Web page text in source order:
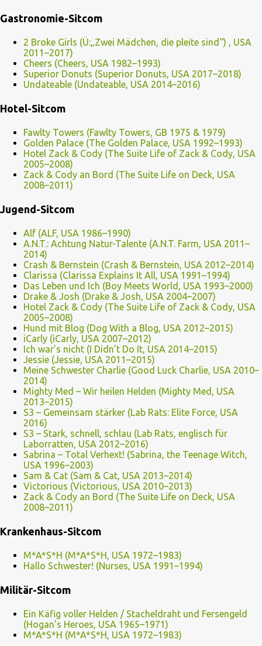
Gastronomie-Sitcom
2 Broke Girls (Ü:„Zwei Mädchen, die pleite sind“) , USA
2011–2017)
Cheers (Cheers, USA 1982–1993)
Superior Donuts (Superior Donuts, USA 2017–2018)
Undateable (Undateable, USA 2014–2016)
Hotel-Sitcom
Fawlty Towers (Fawlty Towers, GB 1975 & 1979)
Golden Palace (The Golden Palace, USA 1992–1993)
Hotel Zack & Cody (The Suite Life of Zack & Cody, USA
2005–2008)
Zack & Cody an Bord (The Suite Life on Deck, USA
2008–2011)
Jugend-Sitcom
Alf (ALF, USA 1986–1990)
A.N.T.: Achtung Natur-Talente (A.N.T. Farm, USA 2011–
2014)
Crash & Bernstein (Crash & Bernstein, USA 2012–2014)
Clarissa (Clarissa Explains It All, USA 1991–1994)
Das Leben und Ich (Boy Meets World, USA 1993–2000)
Drake & Josh (Drake & Josh, USA 2004–2007)
Hotel Zack & Cody (The Suite Life of Zack & Cody, USA
2005–2008)
Hund mit Blog (Dog With a Blog, USA 2012–2015)
iCarly (iCarly, USA 2007–2012)
Ich war’s nicht (I Didn’t Do It, USA 2014–2015)
Jessie (Jessie, USA 2011–2015)
Meine Schwester Charlie (Good Luck Charlie, USA 2010–
2014)
Mighty Med – Wir heilen Helden (Mighty Med, USA
2013–2015)
S3 – Gemeinsam stärker (Lab Rats: Elite Force, USA
2016)
S3 – Stark, schnell, schlau (Lab Rats, englisch für
Laborratten, USA 2012–2016)
Sabrina – Total Verhext! (Sabrina, the Teenage Witch,
USA 1996–2003)
Sam & Cat (Sam & Cat, USA 2013–2014)
Victorious (Victorious, USA 2010–2013)
Zack & Cody an Bord (The Suite Life on Deck, USA
2008–2011)
Krankenhaus-Sitcom
M*A*S*H (M*A*S*H, USA 1972–1983)
Hallo Schwester! (Nurses, USA 1991–1994)
Militär-Sitcom
Ein Käfig voller Helden / Stacheldraht und Fersengeld
(Hogan’s Heroes, USA 1965–1971)
M*A*S*H (M*A*S*H, USA 1972–1983)